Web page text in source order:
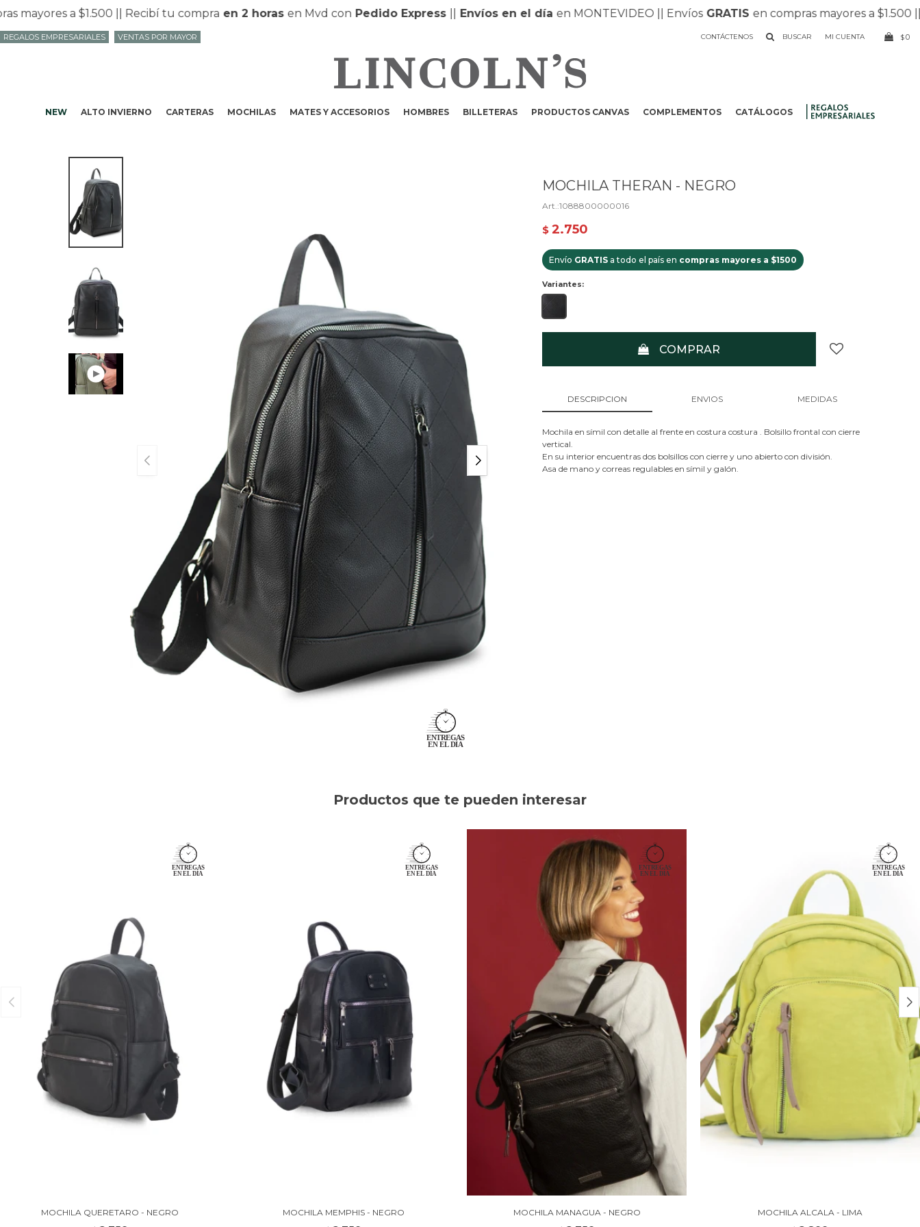
mayores a $1.500 || Recibí tu compraen 2 horasen Mvd conPedido Express||Envíos en el díaen MONTEVIDEO || EnvíosGRATISen compras mayores a $1.500 ||
NEW ALTO INVIERNO CARTERAS MOCHILAS MATES Y ACCESORIOS HOMBRES BILLETERAS PRODUCTOS CANVAS COMPLEMENTOS CATÁLOGOS
CONTÁCTENOS $0
REGALOS EMPRESARIALES VENTAS POR MAYOR
MOCHILA THERAN - NEGRO
1088800000016
$ 2.750
Envío GRATIS a todo el país en compras mayores a $1500
Variantes:
COMPRAR
DESCRIPCION ENVIOS MEDIDAS
Mochila en símil con detalle al frente en costura costura . Bolsillo frontal con cierre
vertical.
En su interior encuentras dos bolsillos con cierre y uno abierto con división.
Asa de mano y correas regulables en símil y galón.
Productos que te pueden interesar
MOCHILA QUERETARO - NEGRO MOCHILA MEMPHIS - NEGRO MOCHILA MANAGUA - NEGRO MOCHILA ALCALA - LIMA